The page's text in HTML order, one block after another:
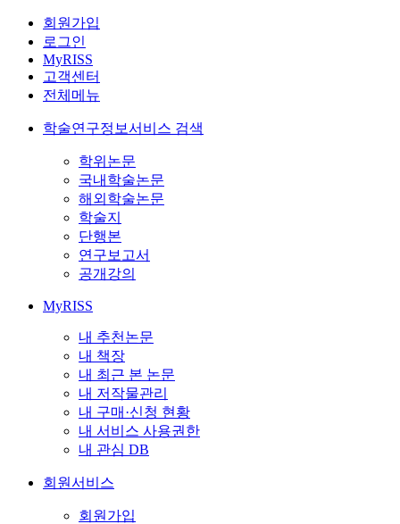
회원가입
로그인
MyRISS
고객센터
전체메뉴
학술연구정보서비스 검색
학위논문
국내학술논문
해외학술논문
학술지
단행본
연구보고서
공개강의
MyRISS
내 추천논문
내 책장
내 최근 본 논문
내 저작물관리
내 구매·신청 현황
내 서비스 사용권한
내 관심 DB
회원서비스
회원가입